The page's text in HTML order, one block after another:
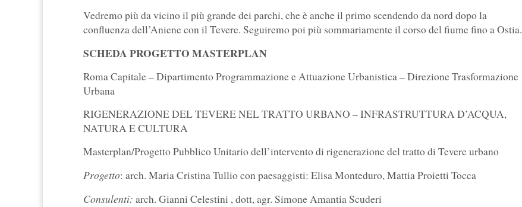
Vedremo più da vicino il più grande dei parchi, che è anche il primo scendendo da nord dopo la
confluenza dell’Aniene con il Tevere. Seguiremo poi più sommariamente il corso del fiume fino a Ostia.
SCHEDA PROGETTO MASTERPLAN
Roma Capitale – Dipartimento Programmazione e Attuazione Urbanistica – Direzione Trasformazione
Urbana
RIGENERAZIONE DEL TEVERE NEL TRATTO URBANO – INFRASTRUTTURA D’ACQUA,
NATURA E CULTURA
Masterplan/Progetto Pubblico Unitario dell’intervento di rigenerazione del tratto di Tevere urbano
Progetto: arch. Maria Cristina Tullio con paesaggisti: Elisa Monteduro, Mattia Proietti Tocca
Consulenti: arch. Gianni Celestini , dott, agr. Simone Amantia Scuderi